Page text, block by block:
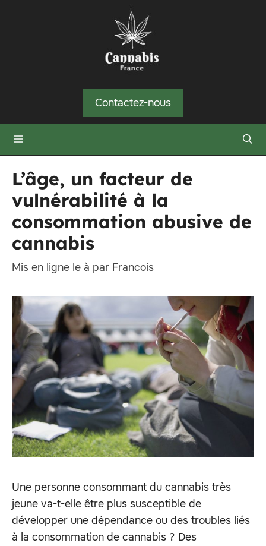
Contactez-nous
Menu
L’âge, un facteur de
vulnérabilité à la
consommation abusive de
cannabis
Mis en ligne le à par Francois
Une personne consommant du cannabis très
jeune va-t-elle être plus susceptible de
développer une dépendance ou des troubles liés
à la consommation de cannabis ? Des